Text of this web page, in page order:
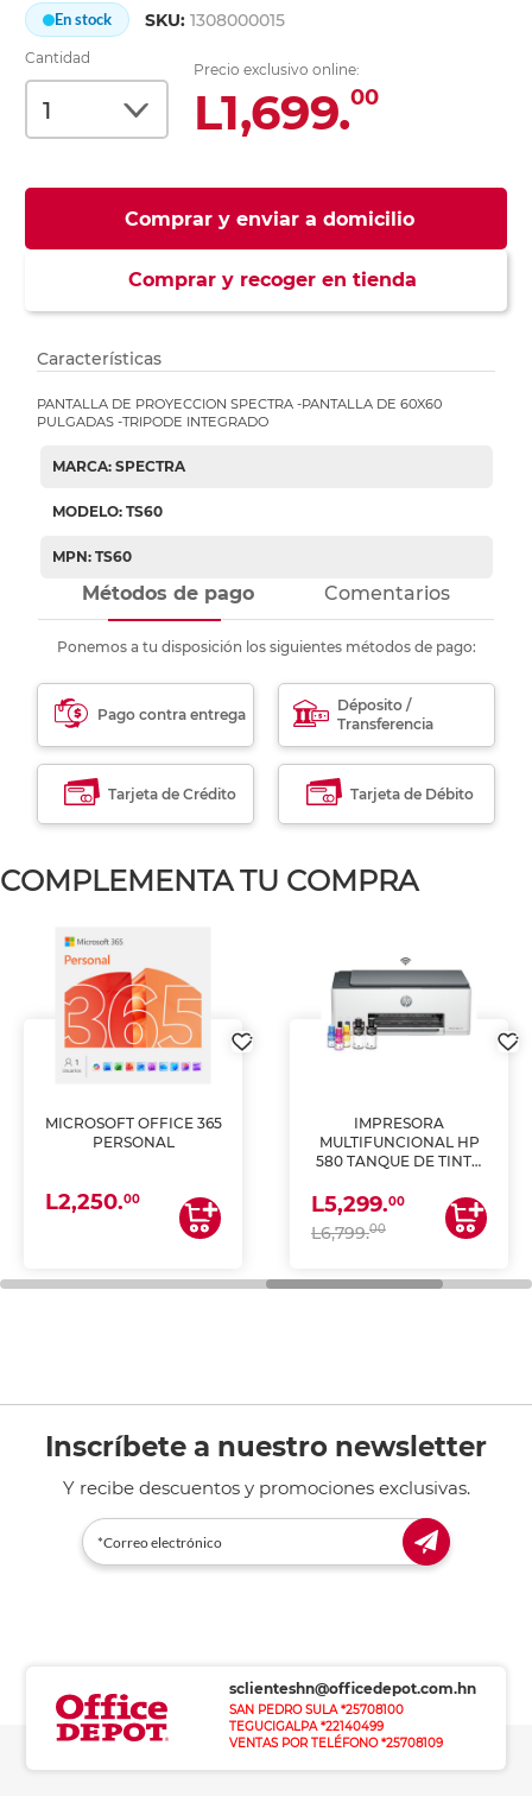
En stock SKU:1308000015
Cantidad
Precio exclusivo online:
L1,699.00
Comprar y enviar a domicilio
Comprar y recoger en tienda
Características
PANTALLA DE PROYECCION SPECTRA -PANTALLA DE 60X60
PULGADAS -TRIPODE INTEGRADO
MARCA: SPECTRA
MODELO: TS60
MPN: TS60
Métodos de pago Comentarios
Ponemos a tu disposición los siguientes métodos de pago:
Pago contra entrega
Déposito /
Transferencia
Tarjeta de Crédito Tarjeta de Débito
COMPLEMENTA TU COMPRA
MICROSOFT OFFICE 365
PERSONAL
L2,250.00
IMPRESORA
MULTIFUNCIONAL HP
580 TANQUE DE TINTA
ESCANEA)
L5,299.00
L6,799.00
Inscríbete a nuestro newsletter
Y recibe descuentos y promociones exclusivas.
sclienteshn@officedepot.com.hn
SAN PEDRO SULA *25708100
TEGUCIGALPA *22140499
VENTAS POR TELÉFONO *25708109